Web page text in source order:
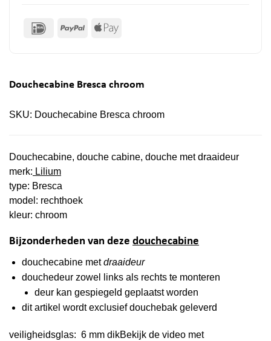
IDeal PayPal Apple
Douchecabine Bresca chroom
SKU: Douchecabine Bresca chroom
Douchecabine, douche cabine, douche met draaideur
merk: Lilium
type: Bresca
model: rechthoek
kleur: chroom
Bijzonderheden van deze douchecabine
douchecabine metdraaideur
douchedeur zowel links als rechts te monteren
deur kan gespiegeld geplaatst worden
dit artikel wordtexclusiefdouchebak geleverd
veiligheidsglas: 6 mm dikBekijk de video met